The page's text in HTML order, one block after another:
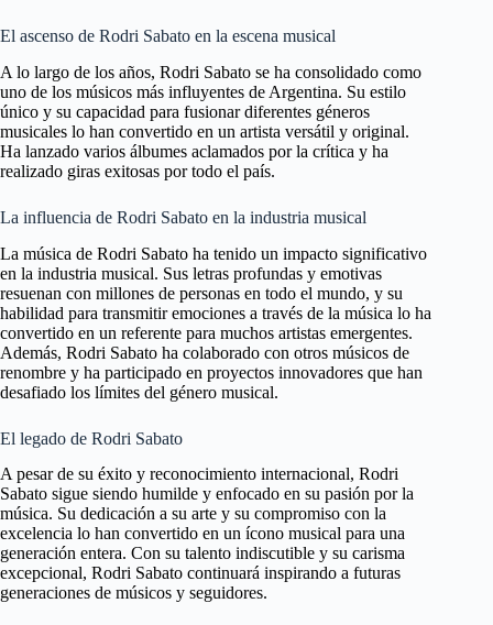
El ascenso de Rodri Sabato en la escena musical
A lo largo de los años, Rodri Sabato se ha consolidado como
uno de los músicos más influyentes de Argentina. Su estilo
único y su capacidad para fusionar diferentes géneros
musicales lo han convertido en un artista versátil y original.
Ha lanzado varios álbumes aclamados por la crítica y ha
realizado giras exitosas por todo el país.
La influencia de Rodri Sabato en la industria musical
La música de Rodri Sabato ha tenido un impacto significativo
en la industria musical. Sus letras profundas y emotivas
resuenan con millones de personas en todo el mundo, y su
habilidad para transmitir emociones a través de la música lo ha
convertido en un referente para muchos artistas emergentes.
Además, Rodri Sabato ha colaborado con otros músicos de
renombre y ha participado en proyectos innovadores que han
desafiado los límites del género musical.
El legado de Rodri Sabato
A pesar de su éxito y reconocimiento internacional, Rodri
Sabato sigue siendo humilde y enfocado en su pasión por la
música. Su dedicación a su arte y su compromiso con la
excelencia lo han convertido en un ícono musical para una
generación entera. Con su talento indiscutible y su carisma
excepcional, Rodri Sabato continuará inspirando a futuras
generaciones de músicos y seguidores.